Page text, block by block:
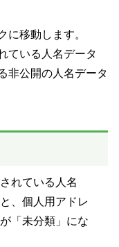
に移動します。
ている人名データ
非公開の人名データ
れている人名
、個人用アドレ
「未分類」にな